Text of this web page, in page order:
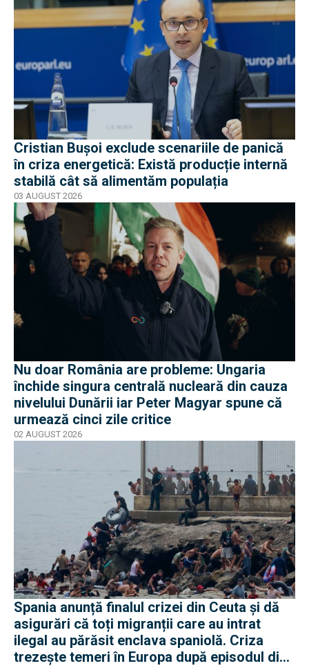
Cristian Bușoi exclude scenariile de panică
în criza energetică: Există producție internă
stabilă cât să alimentăm populația
03 AUGUST 2026
Nu doar România are probleme: Ungaria
închide singura centrală nucleară din cauza
nivelului Dunării iar Peter Magyar spune că
urmează cinci zile critice
02 AUGUST 2026
Spania anunță finalul crizei din Ceuta și dă
asigurări că toți migranții care au intrat
ilegal au părăsit enclava spaniolă. Criza
trezește temeri în Europa după episodul din